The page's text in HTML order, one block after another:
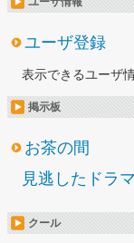
ユーザ登録
表示できるユーザ
掲示板
お茶の間
見逃したドラ
クール